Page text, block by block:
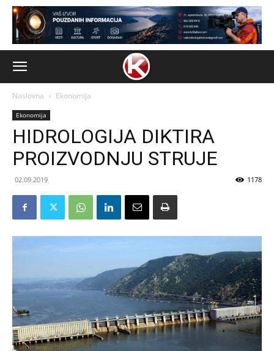
Naslovna Ekonomija
Ekonomija
HIDROLOGIJA DIKTIRA
PROIZVODNJU STRUJE
02.09.2019 1178